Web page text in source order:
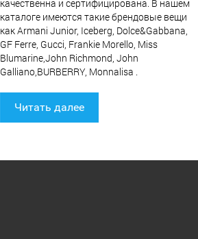
качественна и сертифицирована. В нашем
каталоге имеются такие брендовые вещи
как Armani Junior, Iceberg, Dolce&Gabbana,
GF Ferre, Gucci, Frankie Morello, Miss
Blumarine,John Richmond, John
Galliano,BURBERRY, Monnalisa .
Читать далее